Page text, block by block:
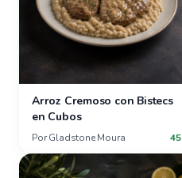
Arroz Cremoso con Bistecs
en Cubos
Por Gladstone Moura 45